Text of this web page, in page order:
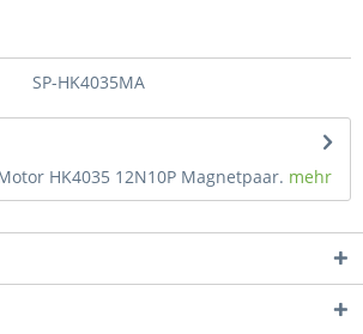
SP-HK4035MA
HK4035 12N10P Magnetpaar. mehr